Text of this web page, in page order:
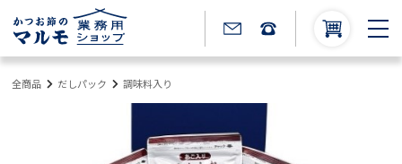
全商品 だしパック 調味料入り